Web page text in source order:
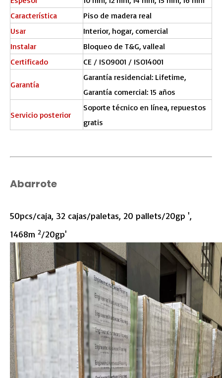
Característica
Piso de madera real
Usar
Interior, hogar, comercial
Instalar
Bloqueo de T&G, valleal
Certificado
CE / ISO9001 / ISO14001
Garantía
Garantía residencial: Lifetime,
Garantía comercial: 15 años
Servicio posterior
Soporte técnico en línea, repuestos
gratis
Abarrote
50pcs/caja, 32 cajas/paletas, 20 pallets/20gp ',
1468m 2/20gp'